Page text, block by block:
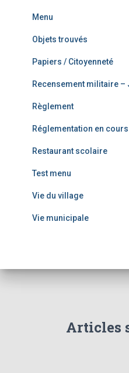
Menu
Objets trouvés
Papiers / Citoyenneté
Recensement militaire –
Règlement
Réglementation en cours
Restaurant scolaire
Test menu
Vie du village
Vie municipale
Articles